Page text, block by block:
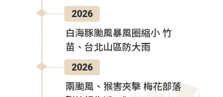
2026
白海豚颱風暴風圈縮小 竹
苗、台北山區防大雨
2026
兩颱風、猴害夾擊 梅花部落